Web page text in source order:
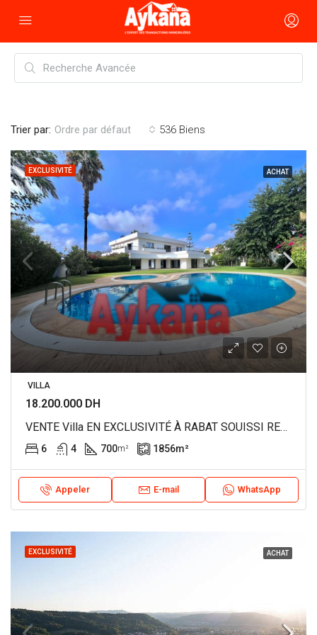
536 Biens
Trier par: Ordre par défaut
EXCLUSIVITÉ ACHAT
VILLA
18.200.000 DH
VENTE Villa EN EXCLUSIVITÉ À RABAT SOUISSI REF 4382
6 4 700m² 1856m²
Appeler E-mail WhatsApp
EXCLUSIVITÉ ACHAT